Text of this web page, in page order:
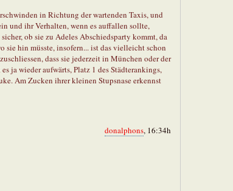
in Richtung der wartenden Taxis, und
und ihr Verhalten, wenn es auffallen sollte,
ob sie zu Adeles Abschiedsparty kommt, da
sie hin müsste, insofern... ist das vielleicht schon
dass sie jederzeit in München oder der
ja wieder aufwärts, Platz 1 des Städterankings,
Am Zucken ihrer kleinen Stupsnase erkennst
donalphons, 16:34h